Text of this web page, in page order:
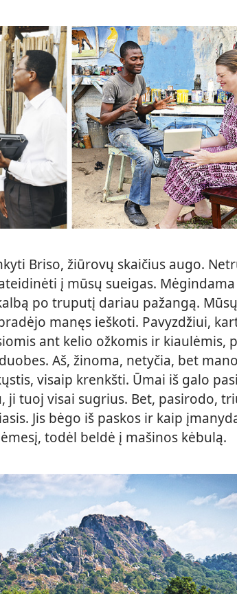
Briso, žiūrovų skaičius augo.
į mūsų sueigas.
po truputį dariau pažangą.
manęs ieškoti. Pavyzdžiui,
ant kelio ožkomis ir kiaulėmis,
Aš, žinoma, netyčia, bet
visaip krenkšti. Ūmai iš galo
ji tuoj visai sugrius. Bet, pasirodo,
Jis bėgo iš paskos ir kaip
todėl beldė į mašinos kėbulą.